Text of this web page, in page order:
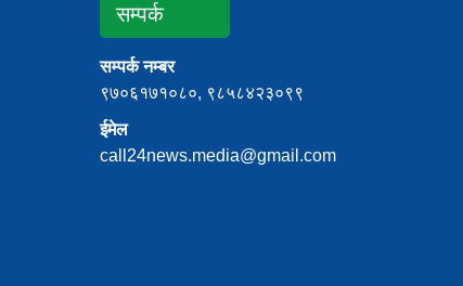
सम्पर्क
सम्पर्क नम्बर
९७०६१७१०८०, ९८५८४२३०९९
ईमेल
call24news.media@gmail.com